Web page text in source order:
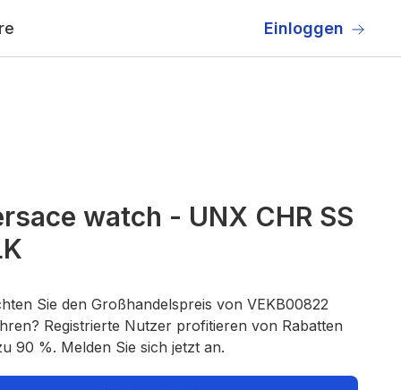
Einloggen
watch - UNX CHR SS
Sie den Großhandelspreis von VEKB00822
Registrierte Nutzer profitieren von Rabatten
90 %. Melden Sie sich jetzt an.